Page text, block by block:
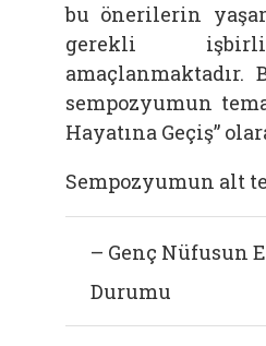
bu önerilerin
gerekli
amaçlanmaktadır.
sempozyumun
Hayatına Geçiş”
Sempozyumun alt
– Genç Nüfusun
Durumu